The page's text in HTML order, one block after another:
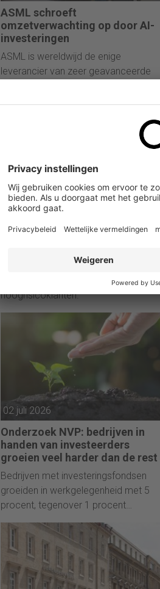
ASML schroeft
omzetverwachting op door AI-
investeringen
ASML is wereldwijd de enige
leverancier van zeer geavanceerde
09 juli 2026
miljoen euro om
Structurele tekortkomingen in de
hoogrisicoklanten.
02 juli 2026
Onderzoek NVP: bedrijven in
handen van investeerders
groeien veel harder dan de rest
Bedrijven met investeringsfondsen
groeiden in werkgelegenheid met 5
procent, tegenover 1 procent